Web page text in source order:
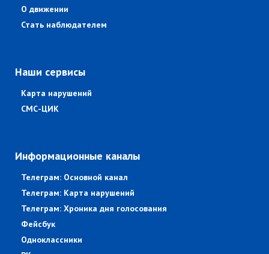
О движении
Стать наблюдателем
Наши сервисы
Карта нарушений
СМС-ЦИК
Информационные каналы
Телеграм: Основной канал
Телеграм: Карта нарушений
Телеграм: Хроника дня голосования
Фейсбук
Одноклассники